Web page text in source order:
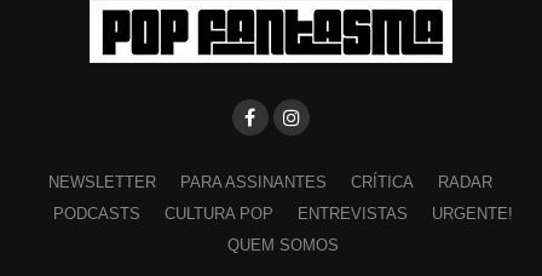
NEWSLETTER PARA ASSINANTES CRÍTICA
RADAR
PODCASTS
CULTURA POP ENTREVISTAS
URGENTE!
QUEM SOMOS